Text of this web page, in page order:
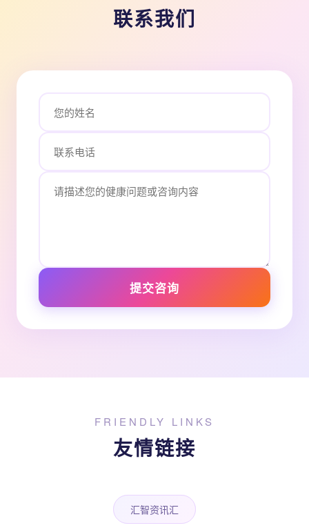
联系我们
提交咨询
FRIENDLY LINKS
友情链接
汇智资讯汇